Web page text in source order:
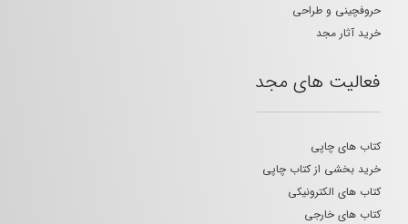
حروفچینی و طراحی
خرید آثار مجد
فعالیت های مجد
کتاب های چاپی
خرید بخشی از کتاب چاپی
کتاب های الکترونیکی
کتاب های خارجی